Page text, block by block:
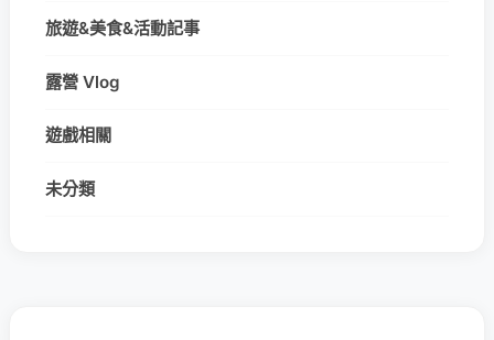
旅遊&美食&活動記事
露營 Vlog
遊戲相關
未分類